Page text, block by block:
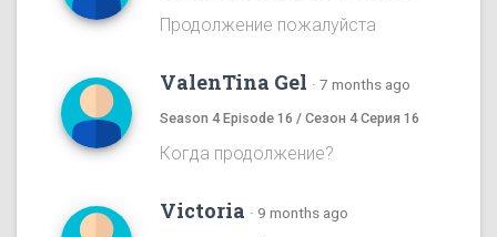
Продолжение пожалуйста
ValenTina Gel · 7 months ago
Season 4 Episode 16 / Сезон 4 Серия 16
Когда продолжение?
Victoria · 9 months ago